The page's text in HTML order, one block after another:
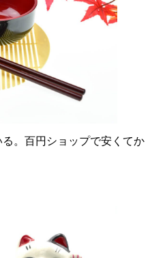
。百円ショップで安くてか